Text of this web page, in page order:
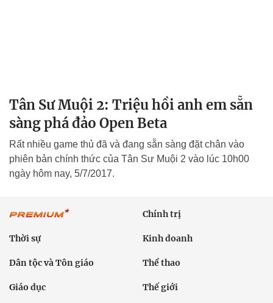
Tân Sư Muội 2: Triệu hồi anh em sẵn
sàng phá đảo Open Beta
Rất nhiều game thủ đã và đang sẵn sàng đặt chân vào
phiên bản chính thức của Tân Sư Muội 2 vào lúc 10h00
ngày hôm nay, 5/7/2017.
Chính trị
Thời sự Kinh doanh
Dân tộc và Tôn giáo Thể thao
Giáo dục Thế giới